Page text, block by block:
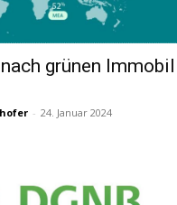
grünen
- 24. Januar 2024